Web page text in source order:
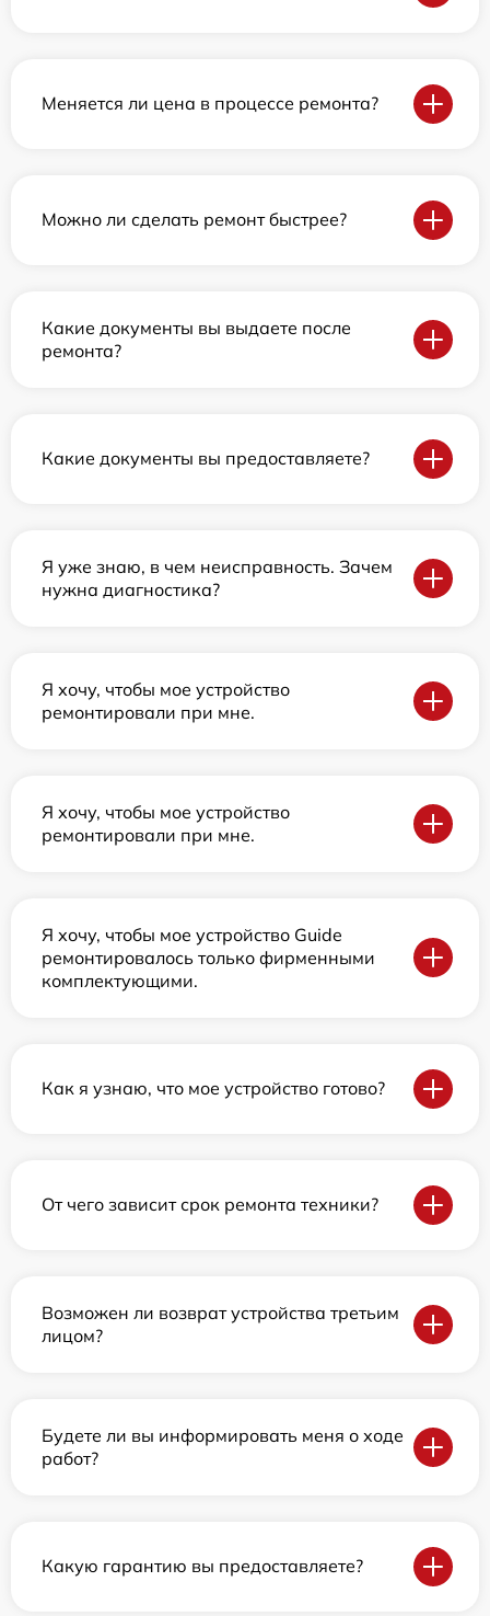
Меняется ли цена в процессе ремонта?
Можно ли сделать ремонт быстрее?
Какие документы вы выдаете после
ремонта?
Какие документы вы предоставляете?
Я уже знаю, в чем неисправность. Зачем
нужна диагностика?
Я хочу, чтобы мое устройство
ремонтировали при мне.
Я хочу, чтобы мое устройство
ремонтировали при мне.
Я хочу, чтобы мое устройство Guide
ремонтировалось только фирменными
комплектующими.
Как я узнаю, что мое устройство готово?
От чего зависит срок ремонта техники?
Возможен ли возврат устройства третьим
лицом?
Будете ли вы информировать меня о ходе
работ?
Какую гарантию вы предоставляете?